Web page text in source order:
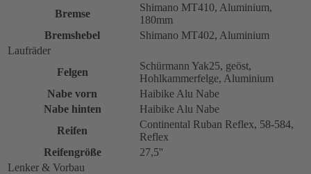
Bremse
Shimano MT410, Aluminium,
180mm
Bremshebel
Shimano MT402, Aluminium
Laufräder
Felgen
Schürmann Yak25, geöst,
Hohlkammerfelge, Aluminium
Nabe vorn
Haibike Alu Nabe
Nabe hinten
Haibike Alu Nabe
Reifen
Continental Ruban Reflex, 58-584,
Reflex
Reifengröße
27,5''
Lenker & Vorbau